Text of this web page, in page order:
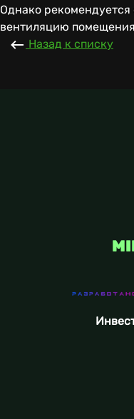
Однако
вентиляцию
Назад к списку